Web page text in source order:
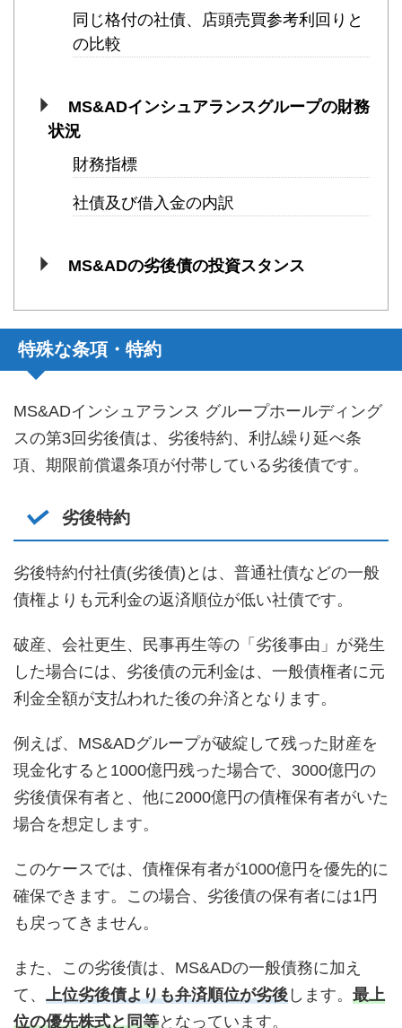
同じ格付の社債、店頭売買参考利回りと
の比較
MS&ADインシュアランスグループの財務
状況
財務指標
社債及び借入金の内訳
MS&ADの劣後債の投資スタンス
特殊な条項・特約
MS&ADインシュアランス グループホールディング
スの第3回劣後債は、劣後特約、利払繰り延べ条
項、期限前償還条項が付帯している劣後債です。
劣後特約
劣後特約付社債(劣後債)とは、普通社債などの一般
債権よりも元利金の返済順位が低い社債です。
破産、会社更生、民事再生等の「劣後事由」が発生
した場合には、劣後債の元利金は、一般債権者に元
利金全額が支払われた後の弁済となります。
例えば、MS&ADグループが破綻して残った財産を
現金化すると1000億円残った場合で、3000億円の
劣後債保有者と、他に2000億円の債権保有者がいた
場合を想定します。
このケースでは、債権保有者が1000億円を優先的に
確保できます。この場合、劣後債の保有者には1円
も戻ってきません。
また、この劣後債は、MS&ADの一般債務に加え
て、 上位劣後債よりも弁済順位が劣後 します。 最上
位の優先株式と同等となっています。